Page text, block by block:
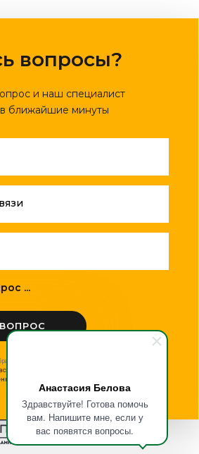
Анастасия Белова
Здравствуйте! Готова помочь
вам. Напишите мне, если у
вас появятся вопросы.
вопросы?
и наш специалист
ближайшие минуты
...
моих персональных данных в
на обработку персональных данных